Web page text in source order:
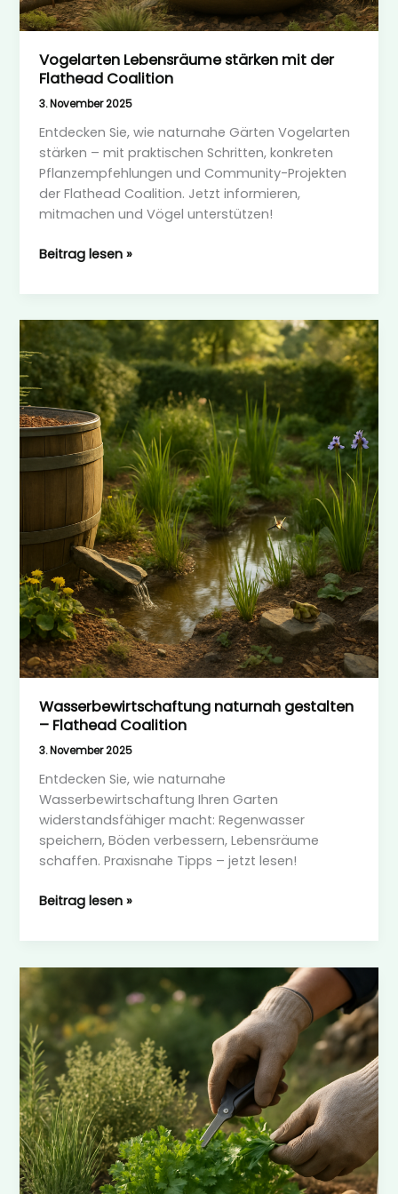
Vogelarten Lebensräume stärken mit der
Flathead Coalition
3. November 2025
Entdecken Sie, wie naturnahe Gärten Vogelarten
stärken – mit praktischen Schritten, konkreten
Pflanzempfehlungen und Community-Projekten
der Flathead Coalition. Jetzt informieren,
mitmachen und Vögel unterstützen!
Vogelarten
stärken
Flathead
Coalition
Beitrag lesen »
Wasserbewirtschaftung naturnah gestalten
– Flathead Coalition
3. November 2025
Entdecken Sie, wie naturnahe
Wasserbewirtschaftung Ihren Garten
widerstandsfähiger macht: Regenwasser
speichern, Böden verbessern, Lebensräume
schaffen. Praxisnahe Tipps – jetzt lesen!
Wasserbewirtschaftung
gestalten
Flathead
Coalition
Beitrag lesen »